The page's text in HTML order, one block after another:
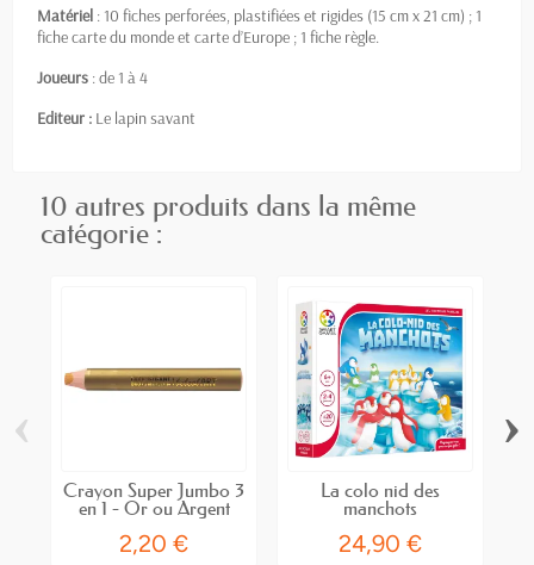
Matériel : 10 fiches perforées, plastifiées et rigides (15 cm x 21 cm) ; 1
fiche carte du monde et carte d’Europe ; 1 fiche règle.
Joueurs : de 1 à 4
Editeur : Le lapin savant
10 autres produits dans la même
catégorie :
Crayon Super Jumbo 3
en 1 - Or ou Argent
2,20 €
La colo nid des
manchots
24,90 €
‹ ›